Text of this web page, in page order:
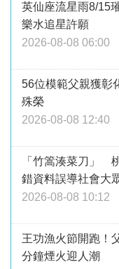
英仙座流星雨8/15
樂水追星許願
2026-08-08 06:00
56位模範父親獲
殊榮
2026-08-08 12:40
「竹篙湊菜刀」
錯資料誤導社會大
2026-08-08 10:12
王功漁火節開跑
分鐘煙火迎人潮